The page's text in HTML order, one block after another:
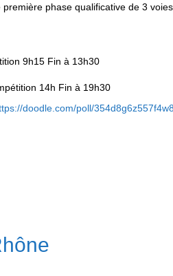
phase qualificative de 3
9h15 Fin à 13h30
14h Fin à 19h30
doodle.com/poll/